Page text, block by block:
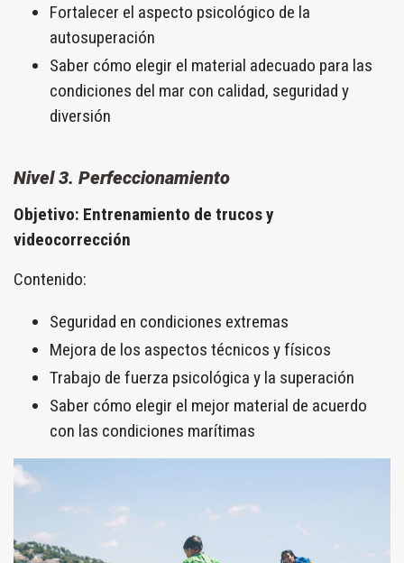
Fortalecer el aspecto psicológico de la
autosuperación
Saber cómo elegir el material adecuado para las
condiciones del mar con calidad, seguridad y
diversión
Nivel 3. Perfeccionamiento
Objetivo: Entrenamiento de trucos y
videocorrección
Contenido:
Seguridad en condiciones extremas
Mejora de los aspectos técnicos y físicos
Trabajo de fuerza psicológica y la superación
Saber cómo elegir el mejor material de acuerdo
con las condiciones marítimas